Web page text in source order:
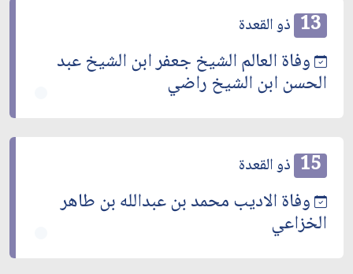
13 ذو القعدة
وفاة العالم الشيخ جعفر ابن الشيخ عبد
الحسن ابن الشيخ راضي
15 ذو القعدة
وفاة الاديب محمد بن عبدالله بن طاهر
الخزاعي